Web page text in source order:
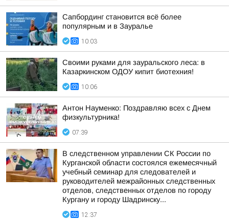
Сапбординг становится всё более
популярным и в Зауралье
10:03
Своими руками для зауральского леса: в
Казаркинском ОДОУ кипит биотехния!
10:06
Антон Науменко: Поздравляю всех с Днем
физкультурника!
07:39
В следственном управлении СК России по
Курганской области состоялся ежемесячный
учебный семинар для следователей и
руководителей межрайонных следственных
отделов, следственных отделов по городу
Кургану и городу Шадринску...
12:37